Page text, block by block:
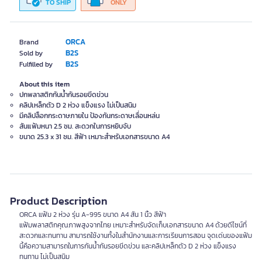
Brand ORCA
Sold by B2S
Fulfilled by B2S
TO SHIP ONLY
About this item
ปกพลาสติกกันน้ำกันรอยขีดข่วน
คลิปเหล็กตัว D 2 ห่วง แข็งแรง ไม่เป็นสนิม
มีคลิปล็อกกระดาษภายใน ป้องกันกระดาษเลื่อนหล่น
สันแฟ้มหนา 2.5 ซม. สะดวกในการหยิบจับ
ขนาด 25.3 x 31 ซม. สีฟ้า เหมาะสำหรับเอกสารขนาด A4
Product Description
ORCA แฟ้ม 2 ห่วง รุ่น A-995 ขนาด A4 สัน 1 นิ้ว สีฟ้า
แฟ้มพลาสติกคุณภาพสูงจากไทย เหมาะสำหรับจัดเก็บเอกสารขนาด A4 ด้วยดีไซน์ที่
สะดวกและทนทาน สามารถใช้งานทั้งในสำนักงานและการเรียนการสอน จุดเด่นของแฟ้ม
นี้คือความสามารถในการกันน้ำกันรอยขีดข่วน และคลิปเหล็กตัว D 2 ห่วง แข็งแรง
ทนทาน ไม่เป็นสนิม